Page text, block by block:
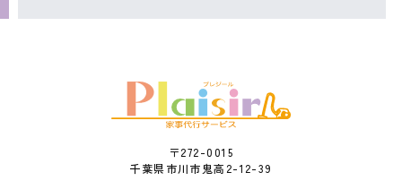
〒272-0015
千葉県市川市鬼高2-12-39